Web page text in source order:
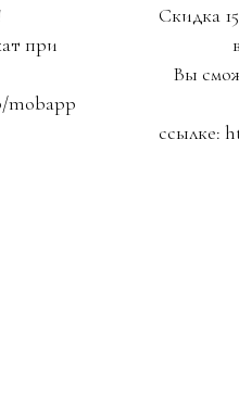
при
mobapp
Скидка
Вы
ссылке: